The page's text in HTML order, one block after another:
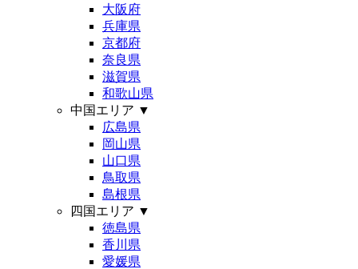
大阪府
兵庫県
京都府
奈良県
滋賀県
和歌山県
中国エリア ▼
広島県
岡山県
山口県
鳥取県
島根県
四国エリア ▼
徳島県
香川県
愛媛県